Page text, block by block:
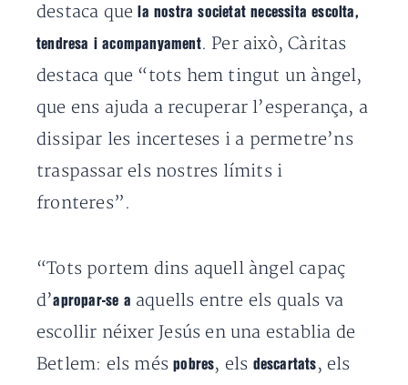
destaca que la nostra societat necessita escolta,
tendresa i acompanyament. Per això, Càritas
destaca que “tots hem tingut un àngel,
que ens ajuda a recuperar l’esperança, a
dissipar les incerteses i a permetre’ns
traspassar els nostres límits i
fronteres”.
“Tots portem dins aquell àngel capaç
d’apropar-se a aquells entre els quals va
escollir néixer Jesús en una establia de
Betlem: els méspobres, els descartats , els